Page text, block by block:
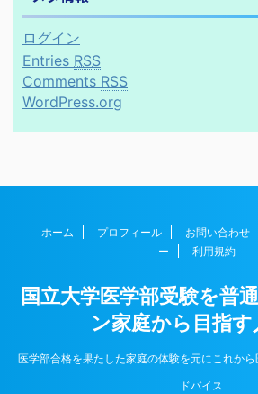
ログイン
Entries RSS
Comments RSS
WordPress.org
ホーム プロフィール お問い合わせ
ー
利用規約
国立大学医学部受験を普
ン家庭から目指す
医学部合格を果たした家庭の体験を元にこれか
ドバイス